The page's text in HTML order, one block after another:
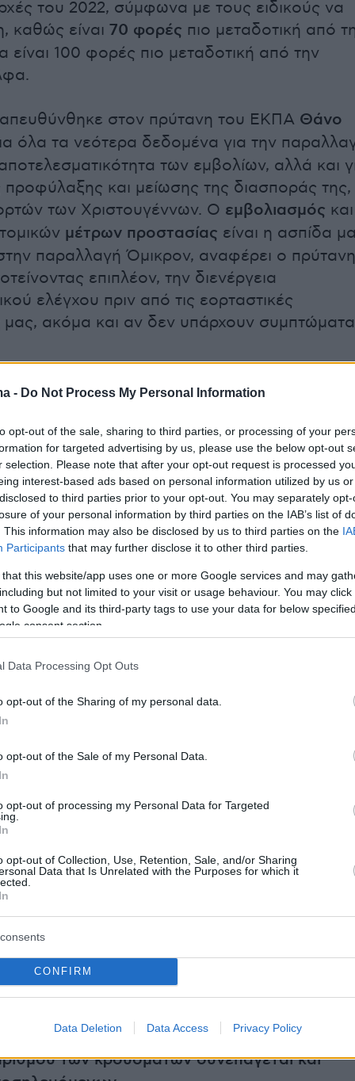
- Do Not Process My Personal Information
opt-out of the sale, sharing to third parties, or processing of your
for targeted advertising by us, please use the below opt-out
selection. Please note that after your opt-out request is processed
interest-based ads based on personal information utilized by us
to third parties prior to your opt-out. You may separately
of your personal information by third parties on the IAB’s list of
This information may also be disclosed by us to third parties on the
Participants that may further disclose it to other third parties.
that this website/app uses one or more Google services and may
but not limited to your visit or usage behaviour. You may
to Google and its third-party tags to use your data for below
consent section.
Data Processing Opt Outs
opt-out of the Sharing of my personal data.
opt-out of the Sale of my Personal Data.
opt-out of processing my Personal Data for Targeted
opt-out of Collection, Use, Retention, Sale, and/or Sharing
Data that Is Unrelated with the Purposes for which it
CONFIRM
Data Deletion Data Access Privacy Policy
του 2022, σύμφωνα με τους ειδικούς να
καθώς είναι 70 φορές πιο μεταδοτική από τη
είναι 100 φορές πιο μεταδοτική από την
στον πρύτανη του ΕΚΠΑ Θάνο
όλα τα νεότερα δεδομένα για την
των εμβολίων, αλλά και
και μείωσης της διασποράς της,
των Χριστουγέννων. Ο εμβολιασμός
μέτρων προστασίας είναι η ασπίδα
παραλλαγή Όμικρον, αναφέρει ο
επιπλέον, την διενέργεια
ελέγχου πριν από τις εορταστικές
μας, ακόμα και αν δεν υπάρχουν
θα επιστρέψουμε σε περιορισμούς, όπως στο
χρόνιαυπάρχει και η γνώση και τα όπλα,
φάρμακα, για την αντιμετώπιση
19. "Όλα αυτά υποδηλώνουν ότι οι
είχαμε ζήσει στο αρχικό στάδιο της
προβλέπεται να επιστρέφουν. Με βάση την
σημειωθεί ίσως μπορούμε να πούμε ότι το
είναι πλέον ένα χειροπιαστό σενάριο
στην ερχόμενη χρονιά".
για την Όμικρον - Αύξηση των
στους επόμενους 2-3 μήνες
δείχνουν ότι η ταχύτητα εξάπλωσης της
θα οδηγήσει σε
μέσα στους επόμενους 2-3 μήνες σε
που όμως δεν είναι ξεκάθαρο, και είναι το
στα συστήματα υγείας. Tρεις
καταλυτικό ρόλο και θα προσδιορίσουν
της νέας παραλλαγής στην παγκόσμια
η νοσηρότητα-θνητότητα του στελέχους στον
πληθυσμό, 2) η αποτελεσματικότητα των
η βαρύτητα της επαναλοίμωξης. Διεθνείς
προσπάθειες βρίσκονται σε εξέλιξη
γίνουν ασφαλείς εκτιμήσεις στους τρεις
των κρουσμάτων συνεπάγεται και